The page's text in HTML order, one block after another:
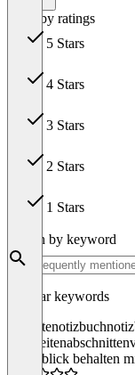
Filter by ratings
5 Stars
4 Stars
3 Stars
2 Stars
1 Stars
Search by keyword
Popular keywords
onenotenotizbuch
notizseitenabschnitten
“Überblick behalten